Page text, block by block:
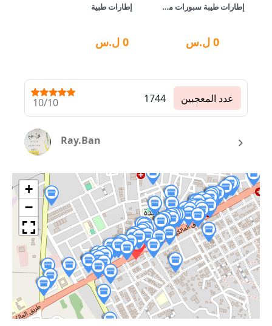
إطارات طيبة سبورات مشكل
0 ل.س
إطارات طبية
0 ل.س
10/10 1744 عدد المعجبين
Ray.Ban
+
−